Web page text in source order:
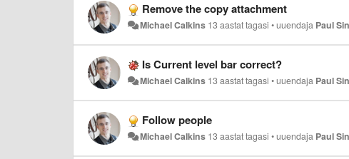
Remove the copy attachment
Michael Calkins 13 aastat tagasi •uuendaja Paul
Is Current level bar correct?
Michael Calkins 13 aastat tagasi •uuendaja Paul
Follow people
Michael Calkins 13 aastat tagasi •uuendaja Paul